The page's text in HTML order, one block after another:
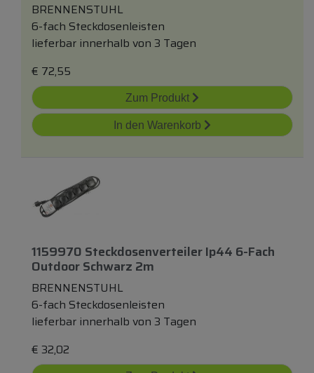
BRENNENSTUHL
6-fach Steckdosenleisten
lieferbar innerhalb von 3 Tagen
€ 72,55
Zum Produkt
In den Warenkorb
1159970 Steckdosenverteiler Ip44 6-Fach
Outdoor Schwarz 2m
BRENNENSTUHL
6-fach Steckdosenleisten
lieferbar innerhalb von 3 Tagen
€ 32,02